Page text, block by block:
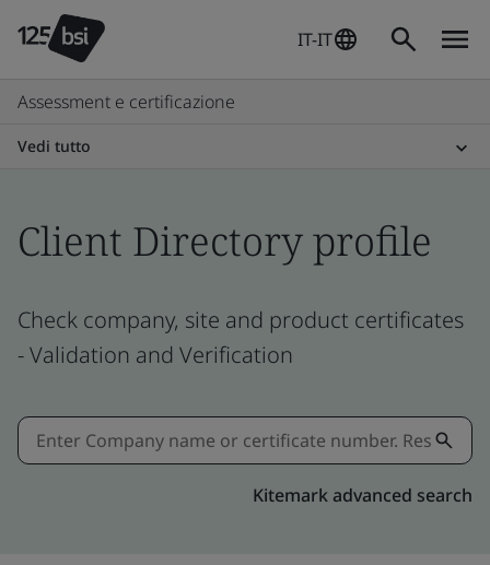
IT-IT
Assessment e certificazione
Vedi tutto
Client Directory profile
Check company, site and product certificates
- Validation and Verification
Kitemark advanced search